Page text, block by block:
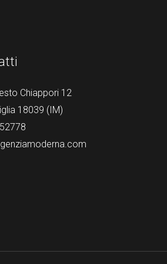
Chiappori 12
18039 (IM)